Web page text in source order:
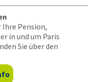
Ihre Pension,
in und um Paris
Sie über den